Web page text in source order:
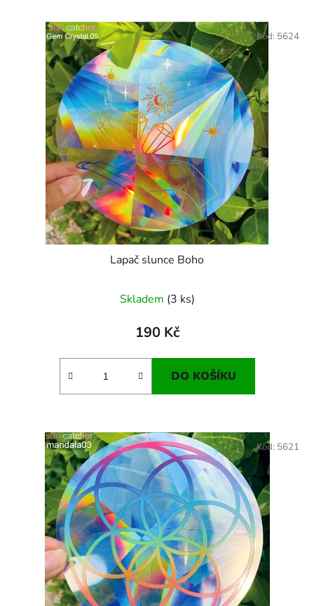
Lapač slunce Boho
Skladem (3 ks)
190 Kč
DO KOŠÍKU
Kód: 5624
Kód: 5621